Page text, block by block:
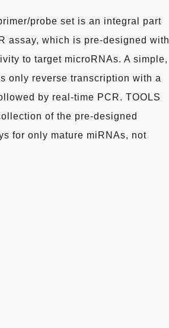
probe set is an integral part
assay, which is pre-designed with
to target microRNAs. A simple,
only reverse transcription with a
by real-time PCR. TOOLS
of the pre-designed
for only mature miRNAs, not